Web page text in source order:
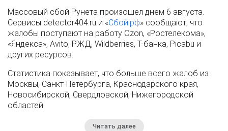
Массовый сбой Рунета произошел днем 6 августа.
Сервисы detector404.ru и «Сбой.рф» сообщают, что
жалобы поступают на работу Ozon, «Ростелекома»,
«Яндекса», Avito, РЖД, Wildberries, Т-банка, Picabu и
других ресурсов.
Статистика показывает, что больше всего жалоб из
Москвы, Санкт-Петербурга, Краснодарского края,
Новосибирской, Свердловской, Нижегородской
областей.
Читать далее